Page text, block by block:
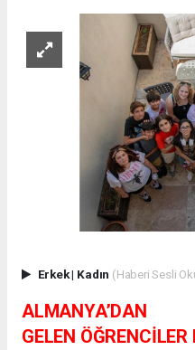
Erkek| Kadın (Haberi Sesli
ALMANYA’DAN
GELEN ÖĞRENCİLER